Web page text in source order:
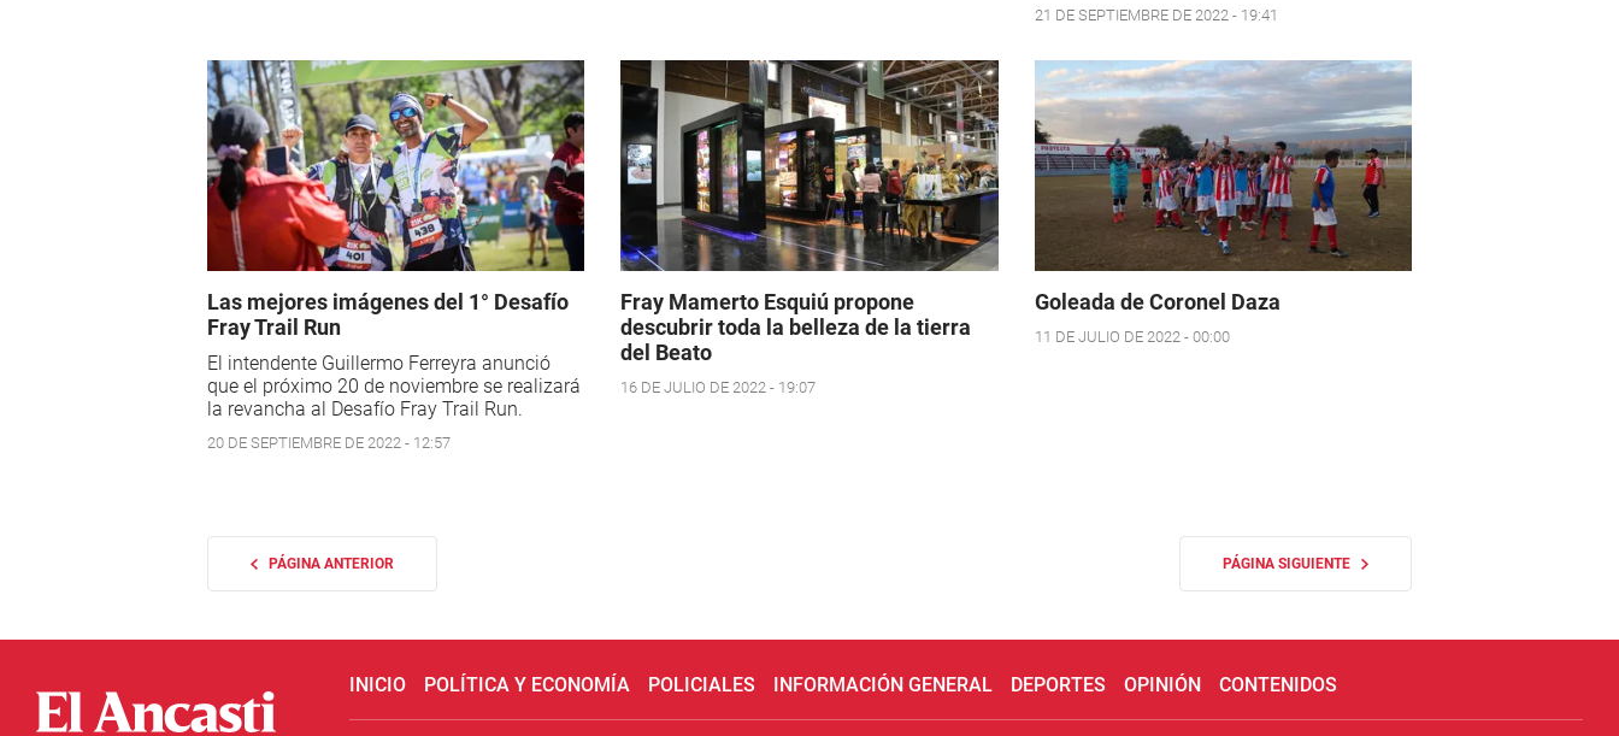
21 DE SEPTIEMBRE DE 2022 - 19:41
Las mejores imágenes del 1° Desafío
Fray Trail Run
El intendente Guillermo Ferreyra anunció
que el próximo 20 de noviembre se realizará
la revancha al Desafío Fray Trail Run.
20 DE SEPTIEMBRE DE 2022 - 12:57
Fray Mamerto Esquiú propone
descubrir toda la belleza de la tierra
del Beato
16 DE JULIO DE 2022 - 19:07
Goleada de Coronel Daza
11 DE JULIO DE 2022 - 00:00
PÁGINA ANTERIOR PÁGINA SIGUIENTE
INICIO POLÍTICA Y ECONOMÍA POLICIALES INFORMACIÓN GENERAL DEPORTES OPINIÓN CONTENIDOS